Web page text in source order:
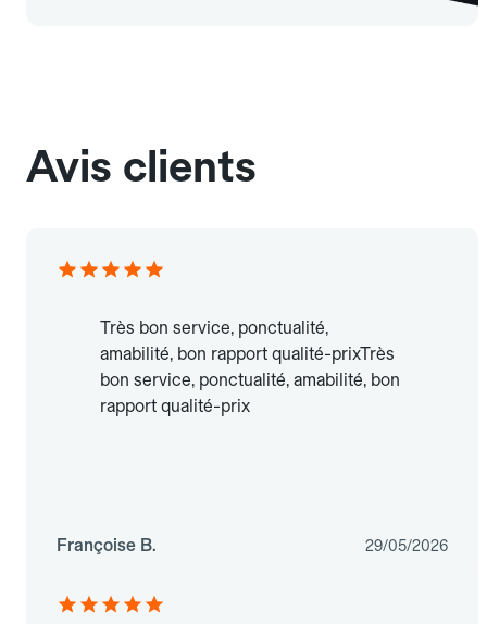
Avis clients
Très bon service, ponctualité,
amabilité, bon rapport qualité-prixTrès
bon service, ponctualité, amabilité, bon
rapport qualité-prix
Françoise B. 29/05/2026